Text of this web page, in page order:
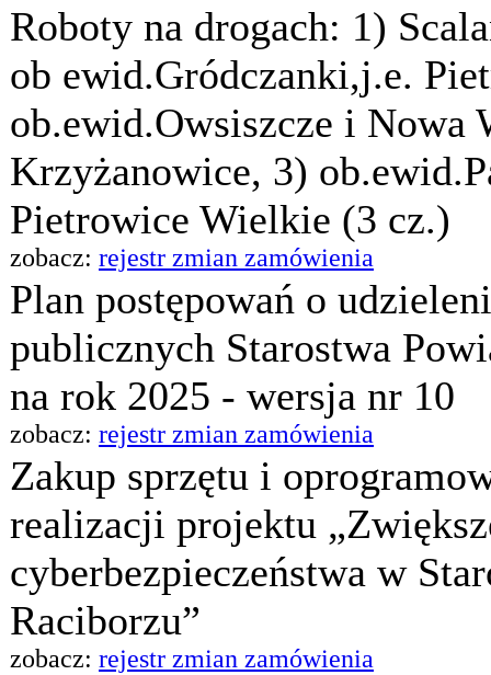
Roboty na drogach: 1)
ob ewid.Gródczanki,j.e.
ob.ewid.Owsiszcze i Nowa
Krzyżanowice, 3)
Pietrowice Wielkie (3 cz.)
zobacz: rejestr zmian zamówienia
Plan postępowań o
publicznych Starostwa
na rok 2025 - wersja nr 10
zobacz: rejestr zmian zamówienia
Zakup sprzętu i
realizacji projektu
cyberbezpieczeństwa w
Raciborzu”
zobacz: rejestr zmian zamówienia